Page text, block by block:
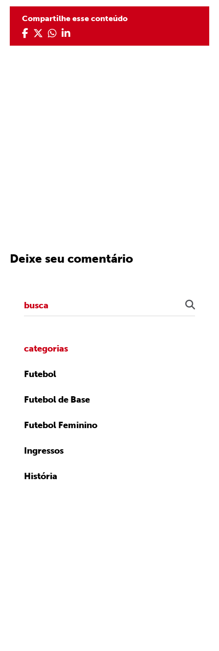
Compartilhe esse conteúdo
Deixe seu comentário
categorias
Futebol
Futebol de Base
Futebol Feminino
Ingressos
História